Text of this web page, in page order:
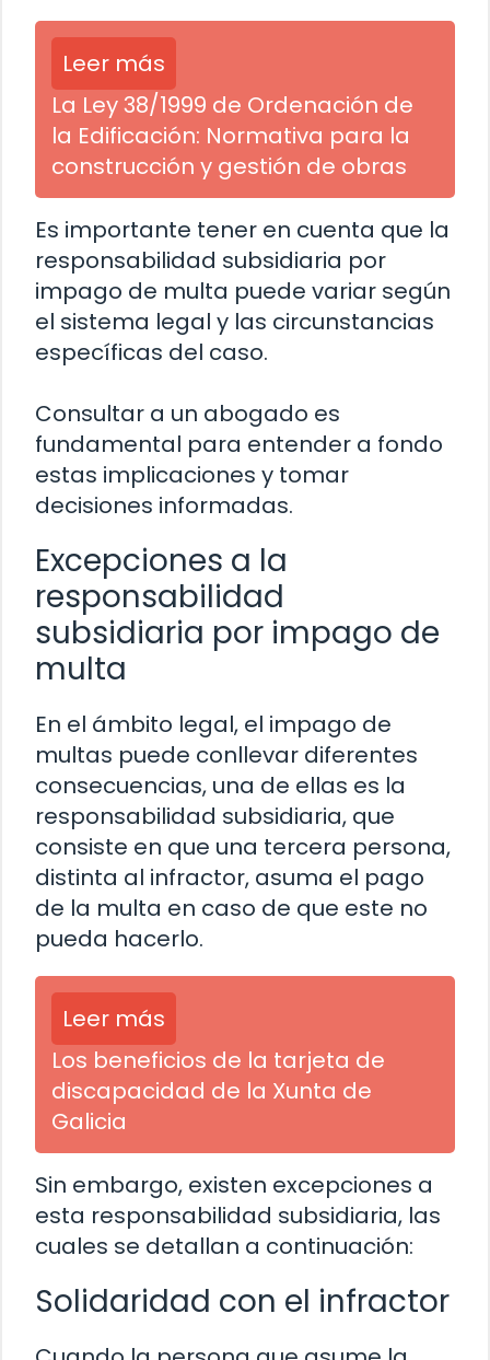
Leer más
La Ley 38/1999 de Ordenación de
la Edificación: Normativa para la
construcción y gestión de obras
Es importante tener en cuenta que la
responsabilidad subsidiaria por
impago de multa puede variar según
el sistema legal y las circunstancias
específicas del caso.
Consultar a un abogado es
fundamental para entender a fondo
estas implicaciones y tomar
decisiones informadas.
Excepciones a la
responsabilidad
subsidiaria por impago de
multa
En el ámbito legal, el impago de
multas puede conllevar diferentes
consecuencias, una de ellas es la
responsabilidad subsidiaria, que
consiste en que una tercera persona,
distinta al infractor, asuma el pago
de la multa en caso de que este no
pueda hacerlo.
Leer más
Los beneficios de la tarjeta de
discapacidad de la Xunta de
Galicia
Sin embargo, existen excepciones a
esta responsabilidad subsidiaria, las
cuales se detallan a continuación:
Solidaridad con el infractor